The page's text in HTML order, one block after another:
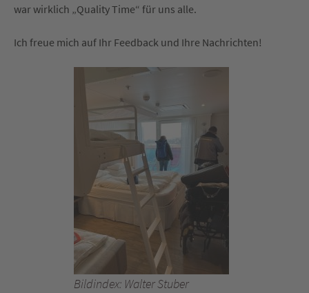
war wirklich „Quality Time“ für uns alle.
Ich freue mich auf Ihr Feedback und Ihre Nachrichten!
Bildindex: Walter Stuber